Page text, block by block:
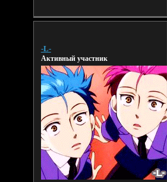
-L-
Активный участник